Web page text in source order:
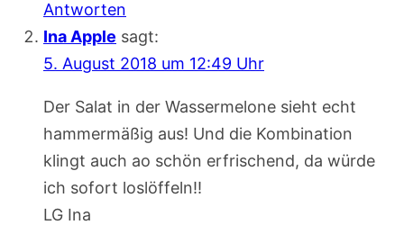
Antworten
Ina Apple sagt:
5. August 2018 um 12:49 Uhr
Der Salat in der Wassermelone sieht echt
hammermäßig aus! Und die Kombination
klingt auch ao schön erfrischend, da würde
ich sofort loslöffeln!!
LG Ina